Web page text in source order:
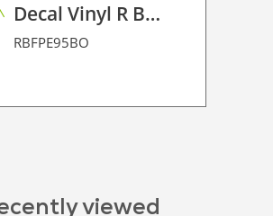
Decal Vinyl R BF PE 95 BO
RBFPE95BO
viewed